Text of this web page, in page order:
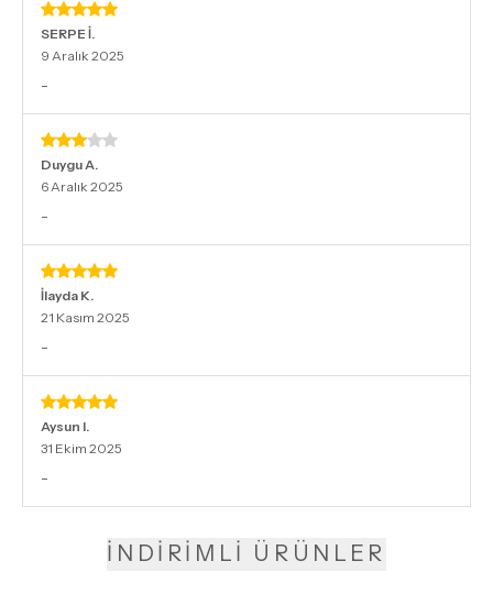
SERPE İ.
9 Aralık 2025
-
Duygu A.
6 Aralık 2025
-
İlayda K.
21 Kasım 2025
-
Aysun I.
31 Ekim 2025
-
İNDİRİMLİ ÜRÜNLER